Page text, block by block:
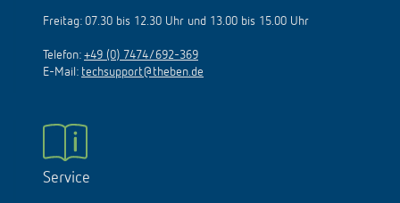
Freitag: 07.30 bis 12.30 Uhr und 13.00 bis 15.00 Uhr
Telefon: +49 (0) 7474/692-369
E-Mail: techsupport@theben.de
Service